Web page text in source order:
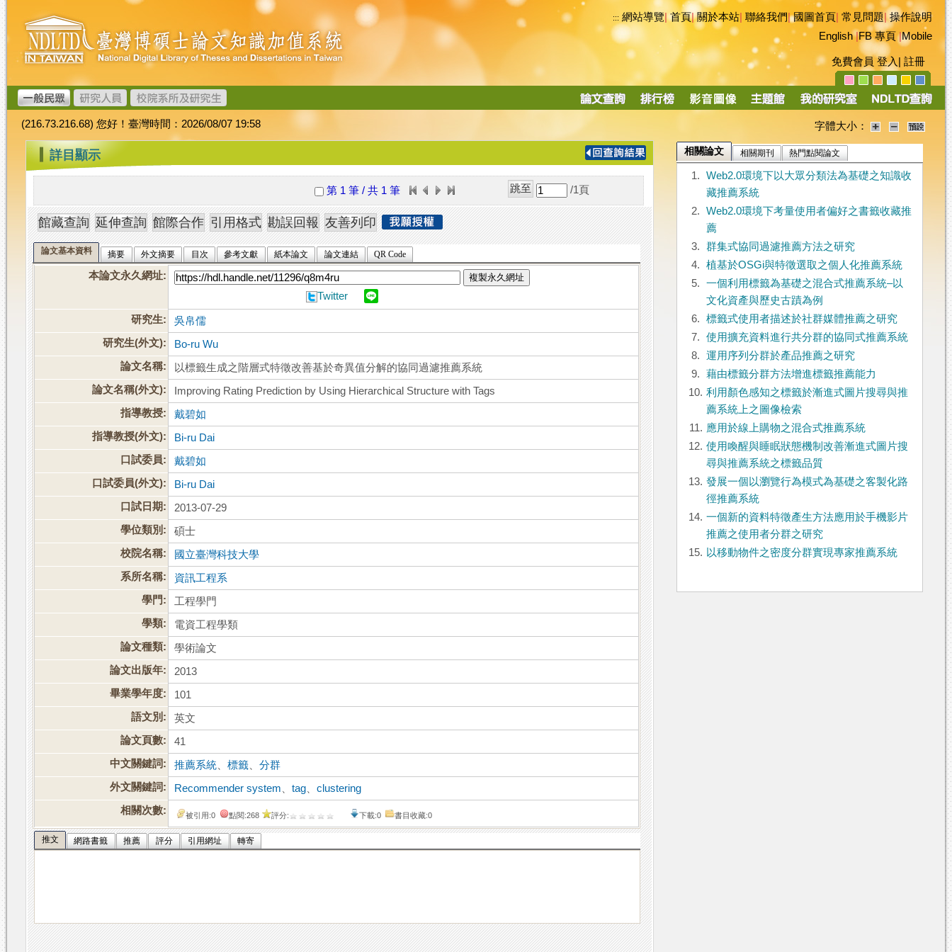
跳
到
主
要
內
容
臺
灣
博
碩
士
論
文
加
值
系
統
::: 網站導覽|首頁|關於本站 聯絡我們|國圖首頁 常見問題|操作說明
English|FB 專頁|Mobile
免費會員 登入 註冊
導
(216.73.216.68) 您好！臺灣時間：2026/08/07 19:58 字體大小：
::: 詳目顯示
第 1 筆 / 共 1 筆 /1 頁
論文基本資料 摘要 外文摘要 目次 參考文獻 紙本論文 論文連結 QR Code
本論文永久網址: 複製永久網址
Twitter
研究生:
吳帛儒
研究生(外文):
Bo-ru Wu
論文名稱:
以標籤生成之階層式特徵改善基於奇異值分解的協同過濾推薦系統
論文名稱(外文):
Improving Rating Prediction by Using Hierarchical Structure with Tags
指導教授:
戴碧如
指導教授(外文):
Bi-ru Dai
口試委員:
戴碧如
口試委員(外文):
Bi-ru Dai
口試日期:
2013-07-29
學位類別:
碩士
校院名稱:
國立臺灣科技大學
系所名稱:
資訊工程系
學門:
工程學門
學類:
電資工程學類
論文種類:
學術論文
論文出版年:
2013
畢業學年度:
101
語文別:
英文
論文頁數:
41
中文關鍵詞:
推薦系統 、標籤 、分群
外文關鍵詞:
Recommender system 、tag 、clustering
相關次數:
被引用:0 點閱:268 評分: 下載:0 書目收藏:0
推文 網路書籤 推薦 評分 引用網址 轉寄
相關論文 相關期刊 熱門點閱論文
1.
Web2.0環境下以大眾分類法為基礎之知識收
藏推薦系統
2.
Web2.0環境下考量使用者偏好之書籤收藏推
薦
3.
群集式協同過濾推薦方法之研究
4.
植基於OSGi與特徵選取之個人化推薦系統
5.
一個利用標籤為基礎之混合式推薦系統–以
文化資產與歷史古蹟為例
6.
標籤式使用者描述於社群媒體推薦之研究
7.
使用擴充資料進行共分群的協同式推薦系統
8.
運用序列分群於產品推薦之研究
9.
藉由標籤分群方法增進標籤推薦能力
10. 利用顏色感知之標籤於漸進式圖片搜尋與推
薦系統上之圖像檢索
11. 應用於線上購物之混合式推薦系統
12. 使用喚醒與睡眠狀態機制改善漸進式圖片搜
尋與推薦系統之標籤品質
13. 發展一個以瀏覽行為模式為基礎之客製化路
徑推薦系統
14. 一個新的資料特徵產生方法應用於手機影片
推薦之使用者分群之研究
15. 以移動物件之密度分群實現專家推薦系統